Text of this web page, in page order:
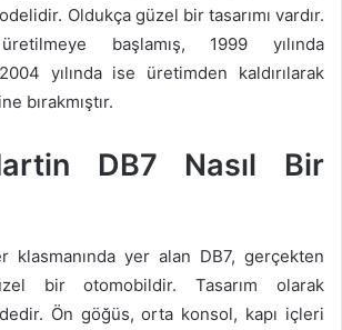
Oldukça güzel bir tasarımı vardır.
başlamış, 1999 yılında
yılında ise üretimden kaldırılarak
bırakmıştır.
DB7 Nasıl Bir
klasmanında yer alan DB7, gerçekten
bir otomobildir. Tasarım olarak
Ön göğüs, orta konsol, kapı içleri